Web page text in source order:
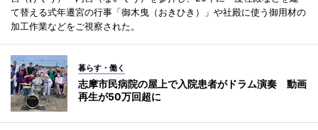
て替える式年遷宮の行事「御木曳（おきひき）」や社殿に使う御用材の
加工作業などをご視察された。
暮らす・働く
志摩市民病院の屋上で入院患者がドラム演奏 動画
再生が50万回超に